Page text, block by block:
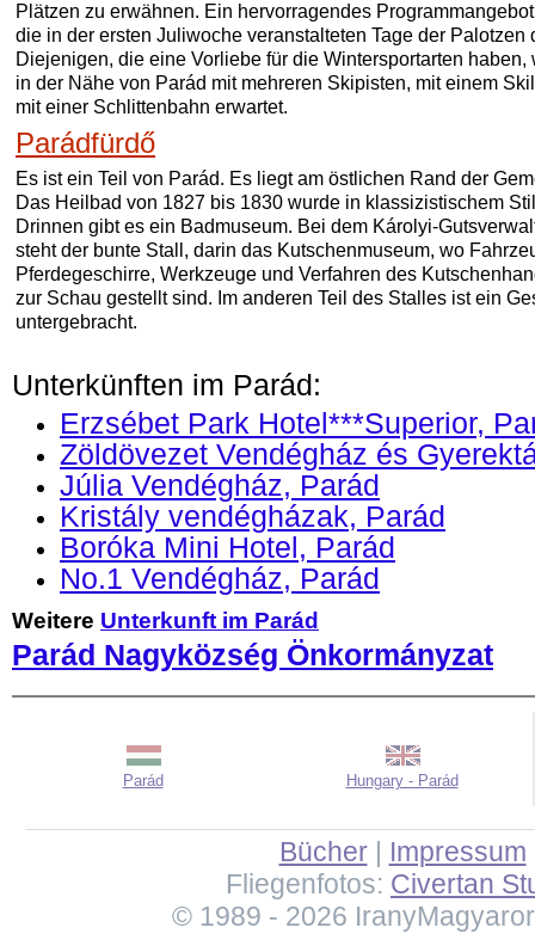
Plätzen zu erwähnen. Ein hervorragendes
die in der ersten Juliwoche veranstalteten Tage der Palotzen
Diejenigen, die eine Vorliebe für die Wintersportarten haben,
in der Nähe von Parád mit mehreren Skipisten, mit einem
mit einer Schlittenbahn erwartet.
Parádfürdő
Es ist ein Teil von Parád. Es liegt am östlichen Rand der
Das Heilbad von 1827 bis 1830 wurde in klassizistischem
Drinnen gibt es ein Badmuseum. Bei dem Károlyi-
steht der bunte Stall, darin das Kutschenmuseum, wo
Pferdegeschirre, Werkzeuge und Verfahren des
zur Schau gestellt sind. Im anderen Teil des Stalles ist ein
untergebracht.
Unterkünften im Parád:
Erzsébet Park Hotel***Superior,
Zöldövezet Vendégház és
Júlia Vendégház, Parád
Kristály vendégházak, Parád
Boróka Mini Hotel, Parád
No.1 Vendégház, Parád
Weitere Unterkunft im Parád
Parád Nagyközség Önkormányzat
Parád Hungary - Parád
Bücher| Impressum
Fliegenfotos: Civertan
© 1989 - 2026